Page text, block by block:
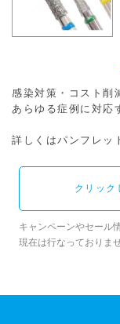
感染対策・コスト削
あらゆる症例に対応
詳しくはパンフレッ
クリック
キャンペーンやセール
現在は行なっておりま